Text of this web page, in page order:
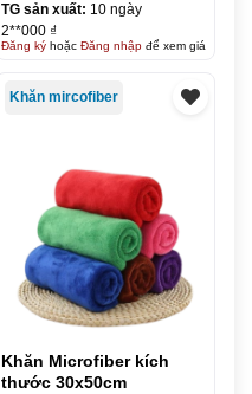
TG sản xuất: 10 ngày
2**000 ₫
Đăng kýhoặc Đăng nhậpđể xem giá
Khăn mircofiber
Khăn Microfiber kích
thước 30x50cm